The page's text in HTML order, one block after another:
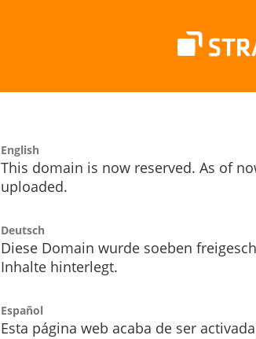
English
This domain is now reserved. As of
uploaded.
Deutsch
Diese Domain wurde soeben
Inhalte hinterlegt.
Español
Esta página web acaba de ser